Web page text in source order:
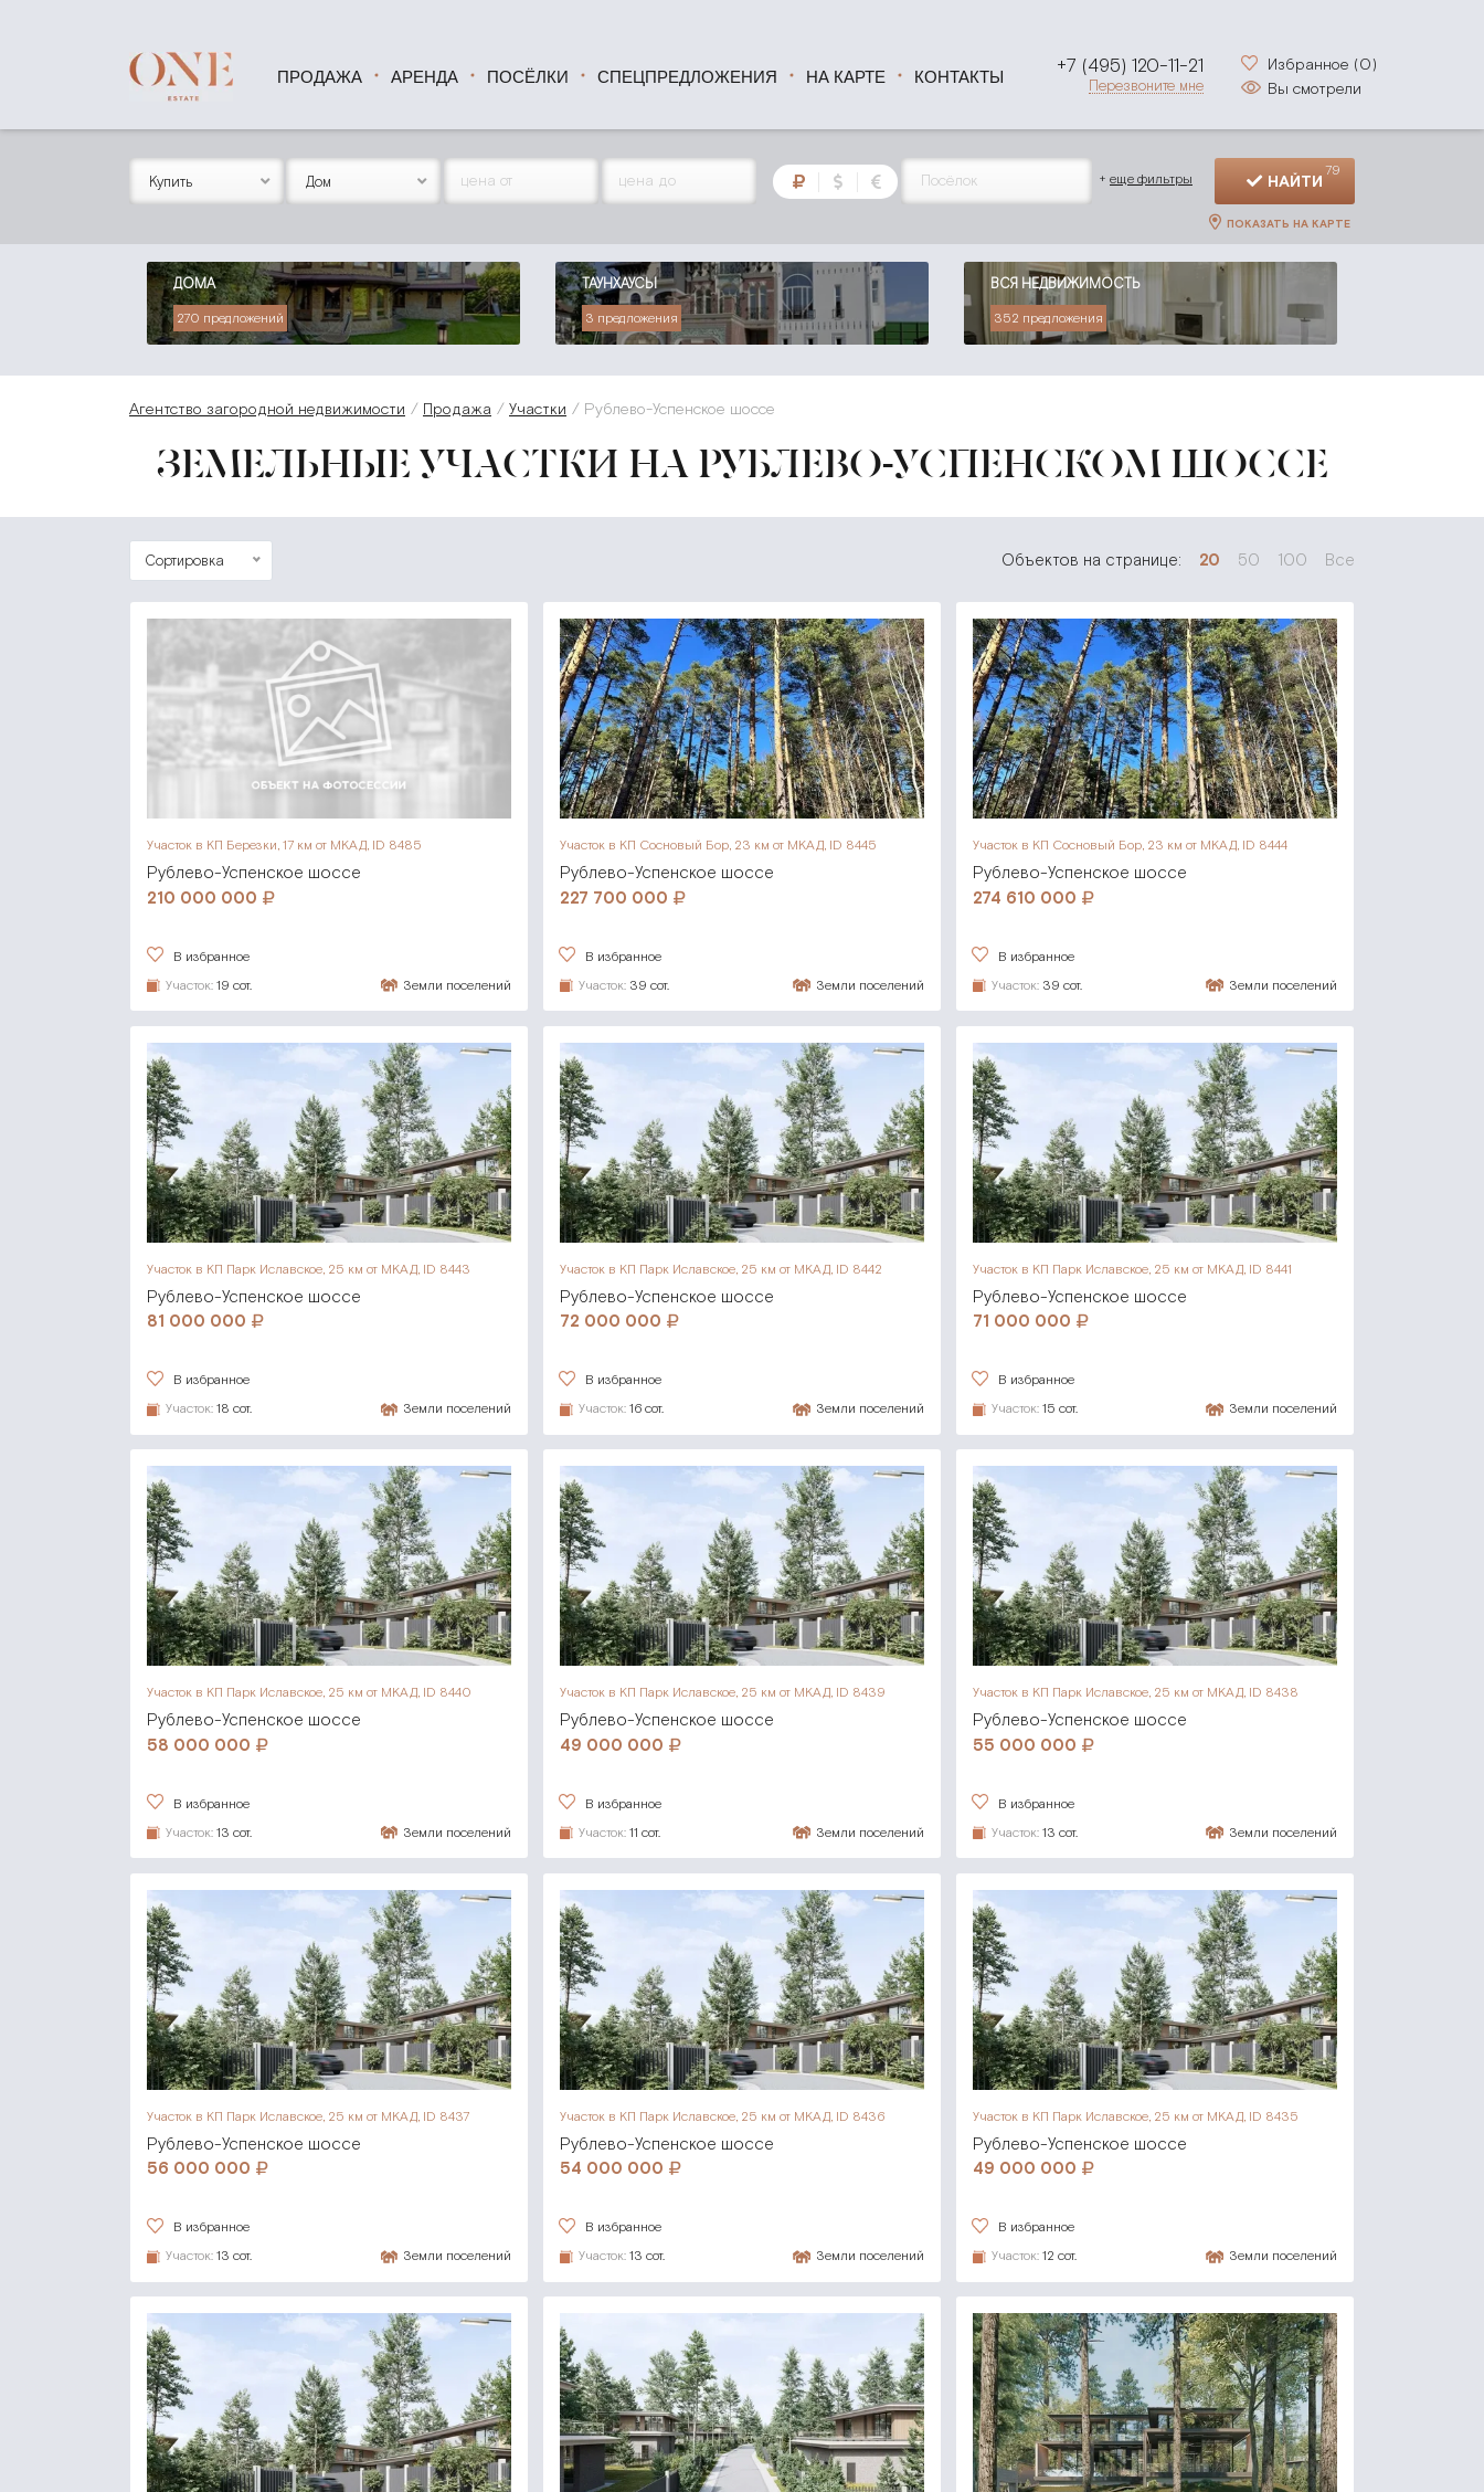
ПРОДАЖА АРЕНДА ПОСЁЛКИ СПЕЦПРЕДЛОЖЕНИЯ НА КАРТЕ КОНТАКТЫ
+7 (495) 120-11-21
Перезвоните мне
Избранное (0)
Вы смотрели
Купить Дом + еще фильтры НАЙТИ
79
ПОКАЗАТЬ НА КАРТЕ
ДОМА
270 предложений
ТАУНХАУСЫ
3 предложения
ВСЯ НЕДВИЖИМОСТЬ
352 предложения
Агентство загородной недвижимости Продажа Участки Рублево-Успенское шоссе
ЗЕМЕЛЬНЫЕ УЧАСТКИ НА РУБЛЕВО-УСПЕНСКОМ ШОССЕ
Сортировка Объектов на странице: 20 50 100 Все
Участок в КП Березки,17 км от МКАД, ID 8485
Рублево-Успенское шоссе
210 000 000
В избранное
Участок: 19 сот. Земли поселений
Участок в КП Сосновый Бор, 23 км от МКАД, ID 8445
Рублево-Успенское шоссе
227 700 000
В избранное
Участок: 39 сот. Земли поселений
Участок в КП Сосновый Бор, 23 км от МКАД, ID 8444
Рублево-Успенское шоссе
274 610 000
В избранное
Участок: 39 сот. Земли поселений
Участок в КП Парк Иславское, 25 км от МКАД, ID 8443
Рублево-Успенское шоссе
81 000 000
В избранное
Участок: 18 сот. Земли поселений
Участок в КП Парк Иславское, 25 км от МКАД, ID 8442
Рублево-Успенское шоссе
72 000 000
В избранное
Участок: 16 сот. Земли поселений
Участок в КП Парк Иславское, 25 км от МКАД, ID 8441
Рублево-Успенское шоссе
71 000 000
В избранное
Участок: 15 сот. Земли поселений
Участок в КП Парк Иславское, 25 км от МКАД, ID 8440
Рублево-Успенское шоссе
58 000 000
В избранное
Участок: 13 сот. Земли поселений
Участок в КП Парк Иславское, 25 км от МКАД, ID 8439
Рублево-Успенское шоссе
49 000 000
В избранное
Участок: 11 сот. Земли поселений
Участок в КП Парк Иславское, 25 км от МКАД, ID 8438
Рублево-Успенское шоссе
55 000 000
В избранное
Участок: 13 сот. Земли поселений
Участок в КП Парк Иславское, 25 км от МКАД, ID 8437
Рублево-Успенское шоссе
56 000 000
В избранное
Участок: 13 сот. Земли поселений
Участок в КП Парк Иславское, 25 км от МКАД, ID 8436
Рублево-Успенское шоссе
54 000 000
В избранное
Участок: 13 сот. Земли поселений
Участок в КП Парк Иславское, 25 км от МКАД, ID 8435
Рублево-Успенское шоссе
49 000 000
В избранное
Участок: 12 сот. Земли поселений